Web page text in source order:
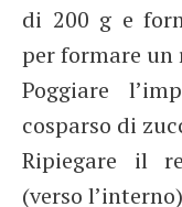
di 200 g e
per formare un
Poggiare
cosparso di
Ripiegare il
(verso